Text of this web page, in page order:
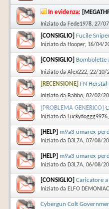
In evidenza:
pistola cominciare e
Iniziato da Fede1978‎, 27/
[CONSIGLIO] Fucile
Iniziato da Hooper‎, 16/04/
[CONSIGLIO] Bombolette
Iniziato da Alex222‎, 22/10/
[RECENSIONE] FN Herstal
Iniziato da Babbo‎, 02/02/
[PROBLEMA GENERICO]
co2
Iniziato da Luckydoggg9976
[HELP] m9a3 umarex
Iniziato da D3L7A‎, 07/08/
[HELP] m9a3 umarex
Iniziato da D3L7A‎, 06/08/
[CONSIGLIO] Caricatore a
Iniziato da ELFO
Cybergun Colt